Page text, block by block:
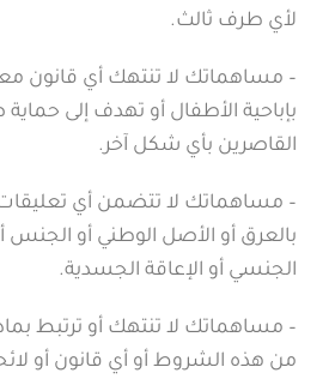
لأي طرف ثالث.
– مساهماتك لا تنتهك أي قانون
بإباحية الأطفال أو تهدف إلى
القاصرين بأي شكل آخر.
– مساهماتك لا تتضمن أي
بالعرق أو الأصل الوطني أو الجنس
الجنسي أو الإعاقة الجسدية.
– مساهماتك لا تنتهك أو ترتبط
من هذه الشروط أو أي قانون أو